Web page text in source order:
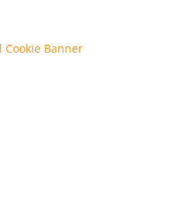
Cookie Banner